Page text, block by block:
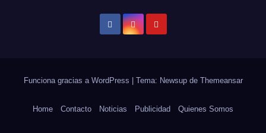
Funciona gracias a WordPress Tema: Newsup de Themeansar
Home Contacto Noticias Publicidad Quienes Somos